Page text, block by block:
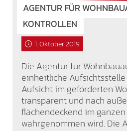
AGENTUR FÜR
KONTROLLEN
1. Oktober 2019
Die Agentur für
einheitliche
Aufsicht im geförderten
transparent und nach
flächendeckend im
wahrgenommen wird. Die